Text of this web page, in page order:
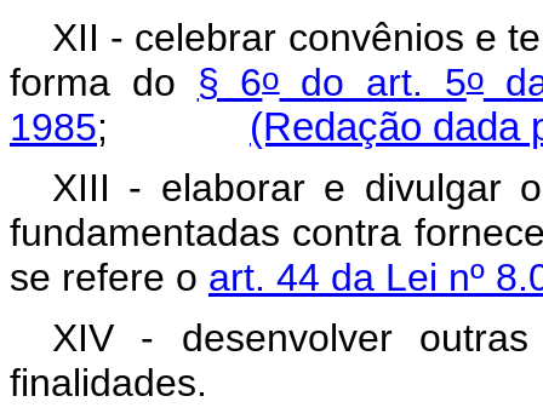
XII - celebrar convênios e
forma do § 6odo art. 5o
1985;
(Redação dada
XIII - elaborar e divulgar
fundamentadas contra
se refere o art. 44 da Lei nº
XIV - desenvolver
finalidades.